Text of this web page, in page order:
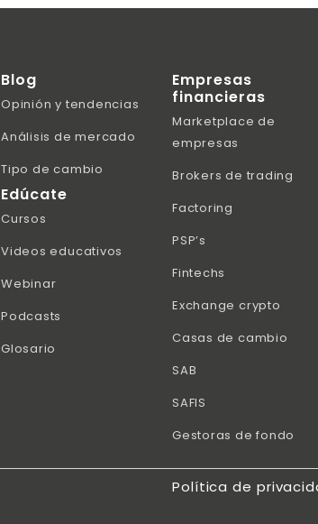
Blog
Opinión y tendencias
Análisis de mercado
Tipo de cambio
Edúcate
Cursos
Videos educativos
Webinar
Podcasts
Glosario
Empresas
financieras
Marketplace de
empresas
Brokers de trading
Factoring
PSP’s
Fintechs
Exchange crypto
Casas de cambio
SAB
SAFIS
Gestoras de fondo
Política de